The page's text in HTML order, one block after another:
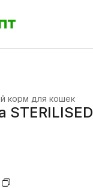
корм для кошек
STERILISED